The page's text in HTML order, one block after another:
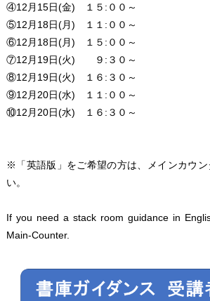
④12月15日(金) １５:００～
⑤12月18日(月) １１:００～
⑥12月18日(月) １５:００～
⑦12月19日(火) ９:３０～
⑧12月19日(火) １６:３０～
⑨12月20日(水) １１:００～
⑩12月20日(水) １６:３０～
※「英語版」をご希望の方は、メインカウン
い。
If you need a stack room guidance in
Main-Counter.